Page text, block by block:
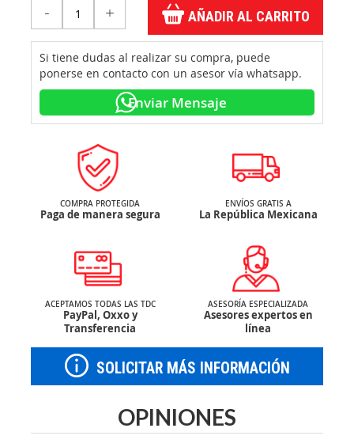
- + AÑADIR AL CARRITO
Si tiene dudas al realizar su compra, puede
ponerse en contacto con un asesor vía whatsapp.
Enviar Mensaje
COMPRA PROTEGIDA
Paga de manera segura
ENVÍOS GRATIS A
La República Mexicana
ACEPTAMOS TODAS LAS TDC
PayPal, Oxxo y
Transferencia
ASESORÍA ESPECIALIZADA
Asesores expertos en
línea
SOLICITAR MÁS INFORMACIÓN
OPINIONES